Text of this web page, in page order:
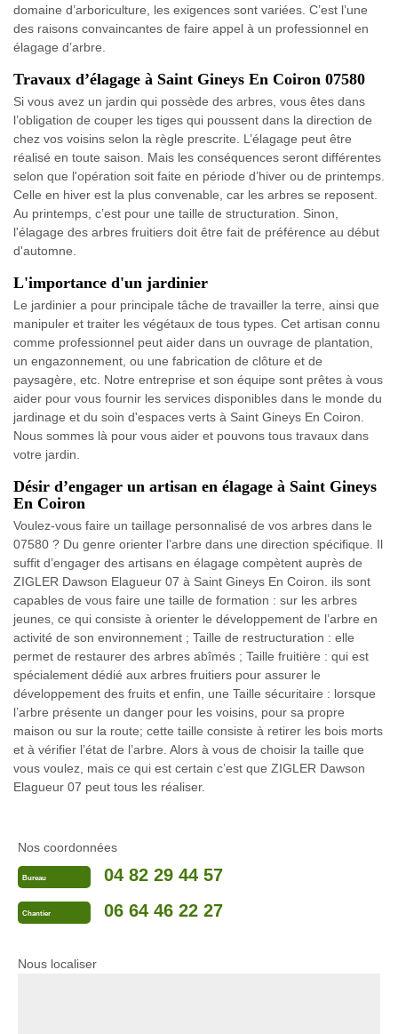
domaine d’arboriculture, les exigences sont variées. C’est l’une
des raisons convaincantes de faire appel à un professionnel en
élagage d’arbre.
Travaux d’élagage à Saint Gineys En Coiron 07580
Si vous avez un jardin qui possède des arbres, vous êtes dans
l’obligation de couper les tiges qui poussent dans la direction de
chez vos voisins selon la règle prescrite. L’élagage peut être
réalisé en toute saison. Mais les conséquences seront différentes
selon que l'opération soit faite en période d’hiver ou de printemps.
Celle en hiver est la plus convenable, car les arbres se reposent.
Au printemps, c’est pour une taille de structuration. Sinon,
l'élagage des arbres fruitiers doit être fait de préférence au début
d'automne.
L'importance d'un jardinier
Le jardinier a pour principale tâche de travailler la terre, ainsi que
manipuler et traiter les végétaux de tous types. Cet artisan connu
comme professionnel peut aider dans un ouvrage de plantation,
un engazonnement, ou une fabrication de clôture et de
paysagère, etc. Notre entreprise et son équipe sont prêtes à vous
aider pour vous fournir les services disponibles dans le monde du
jardinage et du soin d'espaces verts à Saint Gineys En Coiron.
Nous sommes là pour vous aider et pouvons tous travaux dans
votre jardin.
Désir d’engager un artisan en élagage à Saint Gineys
En Coiron
Voulez-vous faire un taillage personnalisé de vos arbres dans le
07580 ? Du genre orienter l’arbre dans une direction spécifique. Il
suffit d’engager des artisans en élagage compètent auprès de
ZIGLER Dawson Elagueur 07 à Saint Gineys En Coiron. ils sont
capables de vous faire une taille de formation : sur les arbres
jeunes, ce qui consiste à orienter le développement de l’arbre en
activité de son environnement ; Taille de restructuration : elle
permet de restaurer des arbres abîmés ; Taille fruitière : qui est
spécialement dédié aux arbres fruitiers pour assurer le
développement des fruits et enfin, une Taille sécuritaire : lorsque
l’arbre présente un danger pour les voisins, pour sa propre
maison ou sur la route; cette taille consiste à retirer les bois morts
et à vérifier l’état de l’arbre. Alors à vous de choisir la taille que
vous voulez, mais ce qui est certain c’est que ZIGLER Dawson
Elagueur 07 peut tous les réaliser.
Nos coordonnées
Bureau 04 82 29 44 57
Chantier 06 64 46 22 27
Nous localiser